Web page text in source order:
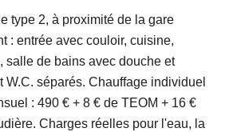
type 2, à proximité de la gare
: entrée avec couloir, cuisine,
salle de bains avec douche et
W.C. séparés. Chauffage individuel
: 490 € + 8 € de TEOM + 16 €
Charges réelles pour l'eau, la